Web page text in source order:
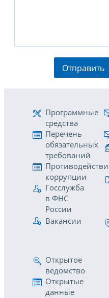
Отправить
Программные
средства
Перечень
обязательных
требований
коррупции
Госслужба
в ФНС
России
Вакансии
Открытое
ведомство
Открытые
данные